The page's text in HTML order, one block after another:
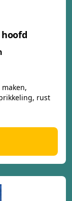
rust